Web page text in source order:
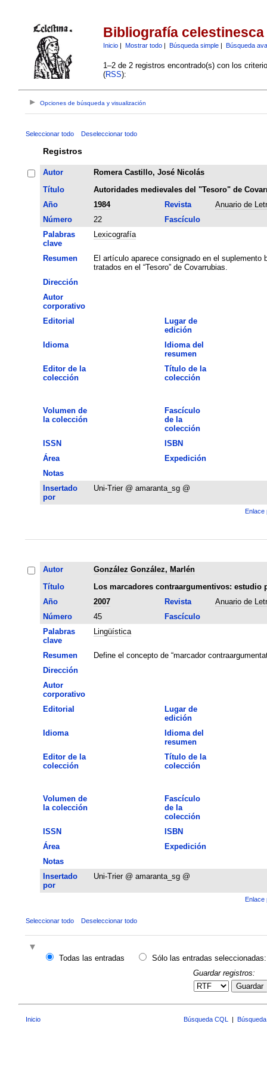
Bibliografía celestinesca
Inicio| Mostrar todo| Búsqueda simple| Búsqueda
1–2 de 2 registros encontrado(s) con los
(RSS):
Opciones de búsqueda y visualización
Seleccionar todo Deseleccionar todo
Registros
Autor
Romera Castillo, José Nicolás
Título
Autoridades medievales del "Tesoro" de
Año
1984 Revista
Anuario de
Número
22
Fascículo
Palabras
clave
Lexicografía
Resumen
El artículo aparece consignado en el suplemento
tratados en el “Tesoro” de Covarrubias.
Dirección
Autor
corporativo
Editorial
Lugar de
edición
Idioma
Idioma del
resumen
Editor de la
colección
Título de la
colección
Volumen de
la colección
Fascículo
de la
colección
ISSN
ISBN
Área
Expedición
Notas
Insertado
por
Uni-Trier @ amaranta_sg @
Enlace
Autor
González González, Marlén
Título
Los marcadores contraargumentivos:
Año
2007 Revista
Anuario de
Número
45
Fascículo
Palabras
clave
Lingüística
Resumen
Define el concepto de “marcador
Dirección
Autor
corporativo
Editorial
Lugar de
edición
Idioma
Idioma del
resumen
Editor de la
colección
Título de la
colección
Volumen de
la colección
Fascículo
de la
colección
ISSN
ISBN
Área
Expedición
Notas
Insertado
por
Uni-Trier @ amaranta_sg @
Enlace
Seleccionar todo Deseleccionar todo
Todas las entradas
Sólo las entradas seleccionadas:
Guardar registros:
Guardar
Inicio Búsqueda CQL